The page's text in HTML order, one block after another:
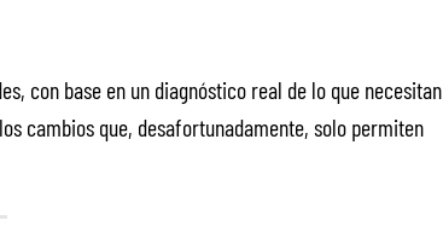
con base en un diagnóstico real de lo que necesitan
cambios que, desafortunadamente, solo permiten